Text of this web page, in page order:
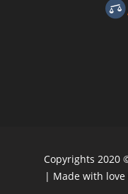
Copyrights 2020
| Made with love